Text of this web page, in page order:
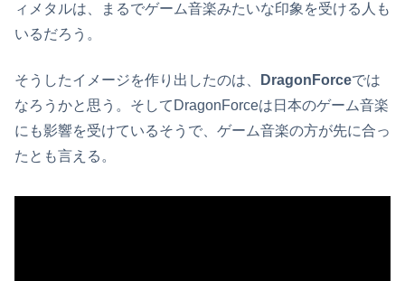
ィメタルは、まるでゲーム音楽みたいな印象を受ける人も
いるだろう。
そうしたイメージを作り出したのは、 DragonForceでは
なろうかと思う。そしてDragonForceは日本のゲーム音楽
にも影響を受けているそうで、ゲーム音楽の方が先に合っ
たとも言える。